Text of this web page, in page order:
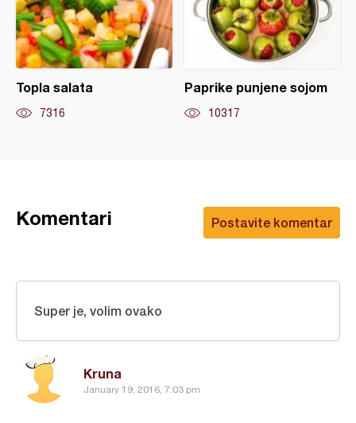
Topla salata
7316
Paprike punjene sojom
10317
Postavite komentar
Komentari
Kruna
January 19, 2016, 7:03 pm
Super je, volim ovako